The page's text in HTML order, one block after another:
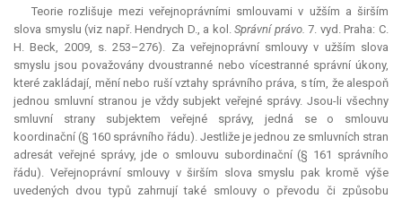
Teorie rozlišuje mezi veřejnoprávními smlouvami v užším a širším
slova smyslu (viz např. Hendrych D., a kol.Správní právo. 7. vyd. Praha: C.
H. Beck, 2009, s. 253–276). Za veřejnoprávní smlouvy v užším slova
smyslu jsou považovány dvoustranné nebo vícestranné správní úkony,
které zakládají, mění nebo ruší vztahy správního práva, s tím, že alespoň
jednou smluvní stranou je vždy subjekt veřejné správy. Jsou-li všechny
smluvní strany subjektem veřejné správy, jedná se o smlouvu
koordinační (§ 160 správního řádu). Jestliže je jednou ze smluvních stran
adresát veřejné správy, jde o smlouvu subordinační (§ 161 správního
řádu). Veřejnoprávní smlouvy v širším slova smyslu pak kromě výše
uvedených dvou typů zahrnují také smlouvy o převodu či způsobu